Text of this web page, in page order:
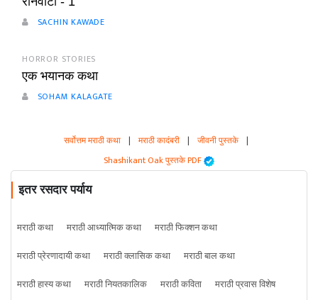
SACHIN KAWADE
HORROR STORIES
एक भयानक कथा
SOHAM KALAGATE
सर्वोत्तम मराठी कथा | मराठी कादंबरी | जीवनी पुस्तके |
Shashikant Oak पुस्तके PDF
इतर रसदार पर्याय
मराठी कथा मराठी आध्यात्मिक कथा
मराठी फिक्शन कथा
मराठी प्रेरणादायी कथा
मराठी क्लासिक कथा
मराठी बाल कथा
मराठी हास्य कथा
मराठी नियतकालिक मराठी कविता
मराठी प्रवास विशेष